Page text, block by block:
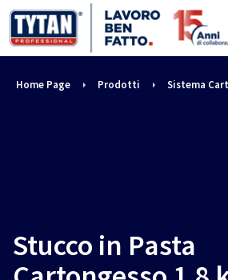
Home Page Prodotti Sistema
Stucco in Pasta